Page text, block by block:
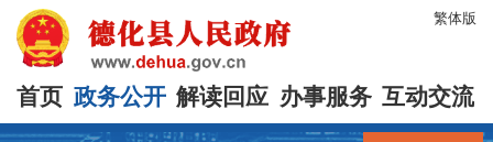
繁体版
首页 政务公开 解读回应 办事服务 互动交流